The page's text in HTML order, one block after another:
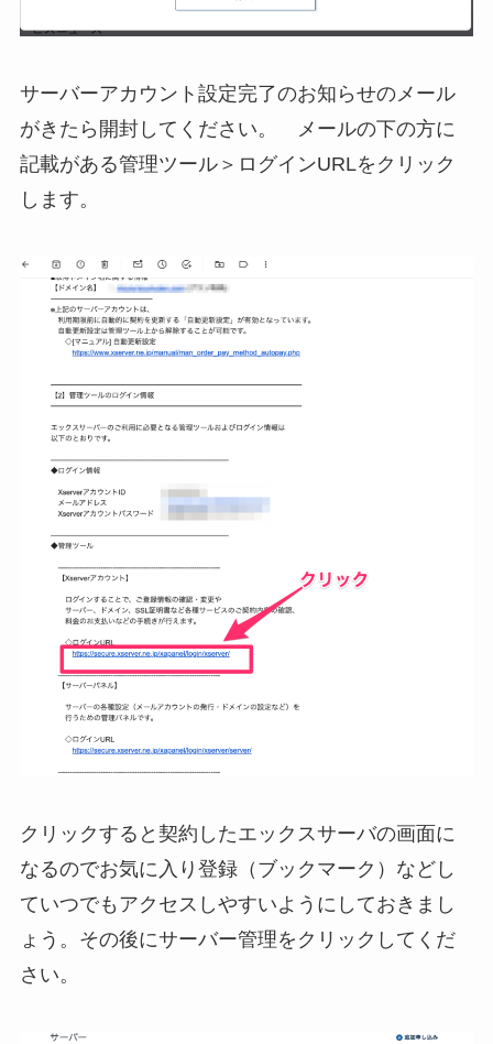
サーバーアカウント設定完了のお知らせのメール
がきたら開封してください。 メールの下の方に
記載がある管理ツール＞ログインURLをクリック
します。
クリックすると契約したエックスサーバの画面に
なるのでお気に入り登録（ブックマーク）などし
ていつでもアクセスしやすいようにしておきまし
ょう。その後にサーバー管理をクリックしてくだ
さい。